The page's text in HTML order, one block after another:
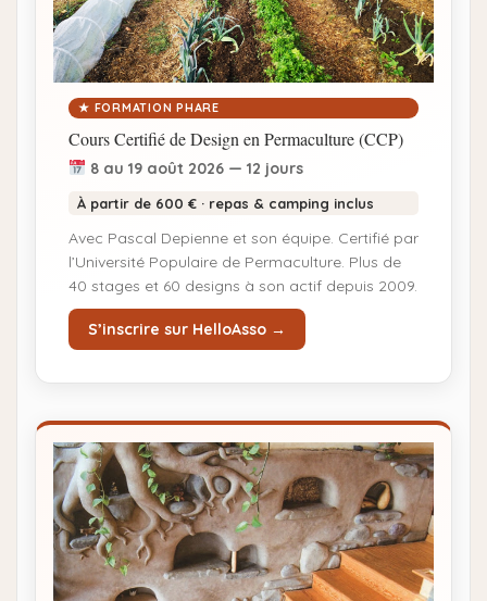
★ FORMATION PHARE
Cours Certifié de Design en Permaculture (CCP)
8 au 19 août 2026 — 12 jours
À partir de 600 € · repas & camping inclus
Avec Pascal Depienne et son équipe. Certifié par
l’Université Populaire de Permaculture. Plus de
40 stages et 60 designs à son actif depuis 2009.
S’inscrire sur HelloAsso →